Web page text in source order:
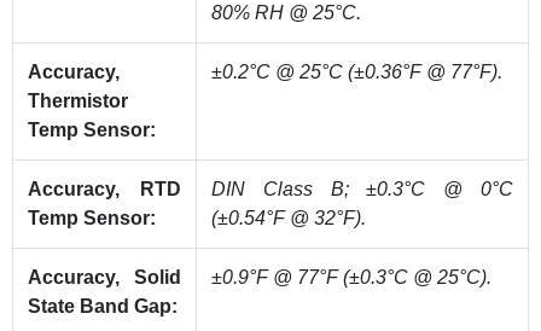
80% RH @ 25°C.
Accuracy,
Thermistor
Temp Sensor:
±0.2°C @ 25°C (±0.36°F @ 77°F).
Accuracy, RTD
Temp Sensor:
DIN Class B; ±0.3°C @ 0°C
(±0.54°F @ 32°F).
Accuracy, Solid
State Band Gap:
±0.9°F @ 77°F (±0.3°C @ 25°C).